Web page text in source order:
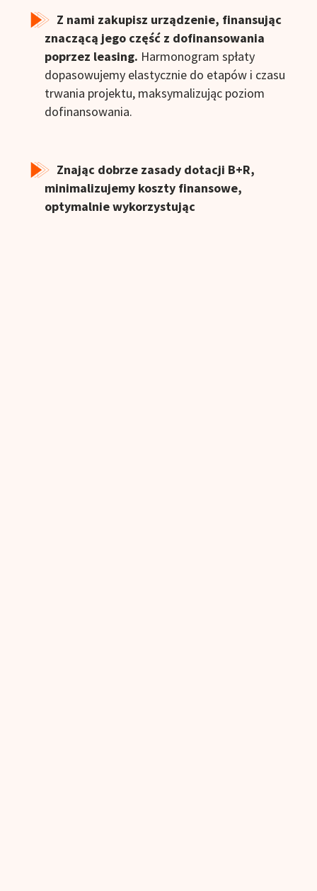
Z nami zakupisz urządzenie, finansując
znaczącą jego część z dofinansowania
poprzez leasing. Harmonogram spłaty
dopasowujemy elastycznie do etapów i czasu
trwania projektu, maksymalizując poziom
dofinansowania.
Znając dobrze zasady dotacji B+R,
minimalizujemy koszty finansowe,
optymalnie wykorzystując